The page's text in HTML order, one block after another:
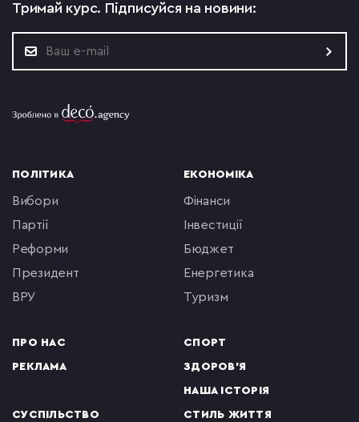
Тримай курс. Підписуйся на новини:
ПОЛІТИКА
вибори
партії
реформи
президент
ВРУ
ПРО НАС
РЕКЛАМА
ЕКОНОМІКА
фінанси
інвестиції
бюджет
енергетика
туризм
СПОРТ
ЗДОРОВ'Я
НАША ІСТОРІЯ
СУСПІЛЬСТВО СТИЛЬ ЖИТТЯ